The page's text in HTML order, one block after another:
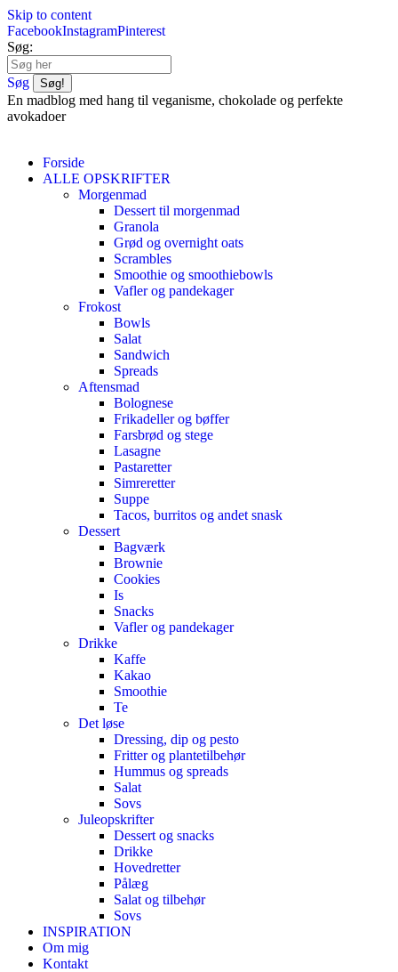
Skip to content
FacebookInstagramPinterest
Søg:
Søg
En madblog med hang til veganisme, chokolade og perfekte
avokadoer
Forside
ALLE OPSKRIFTER
Morgenmad
Dessert til morgenmad
Granola
Grød og overnight oats
Scrambles
Smoothie og smoothiebowls
Vafler og pandekager
Frokost
Bowls
Salat
Sandwich
Spreads
Aftensmad
Bolognese
Frikadeller og bøffer
Farsbrød og stege
Lasagne
Pastaretter
Simreretter
Suppe
Tacos, burritos og andet snask
Dessert
Bagværk
Brownie
Cookies
Is
Snacks
Vafler og pandekager
Drikke
Kaffe
Kakao
Smoothie
Te
Det løse
Dressing, dip og pesto
Fritter og plantetilbehør
Hummus og spreads
Salat
Sovs
Juleopskrifter
Dessert og snacks
Drikke
Hovedretter
Pålæg
Salat og tilbehør
Sovs
INSPIRATION
Om mig
Kontakt